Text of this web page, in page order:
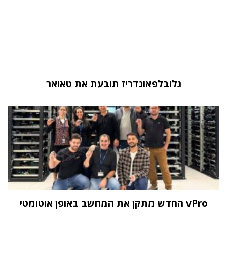
גלובלפאונדריז תובעת את טאואר
vPro החדש מתקן את המחשב באופן אוטומטי